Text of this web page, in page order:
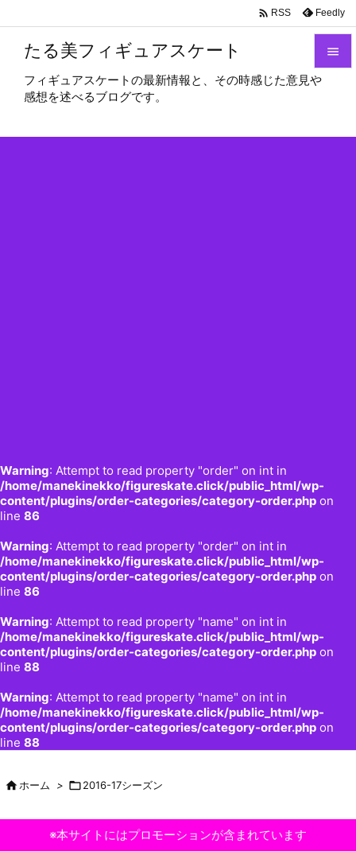
たる美フィギュアスケート
フィギュアスケートの最新情報と、その時感じた意見や
感想を述べるブログです。
Warning: Attempt to read property "order" on int in
/home/manekinekko/figureskate.click/public_html/wp-
content/plugins/order-categories/category-order.php on
line 86
Warning: Attempt to read property "order" on int in
/home/manekinekko/figureskate.click/public_html/wp-
content/plugins/order-categories/category-order.php on
line 86
Warning: Attempt to read property "name" on int in
/home/manekinekko/figureskate.click/public_html/wp-
content/plugins/order-categories/category-order.php on
line 88
Warning: Attempt to read property "name" on int in
/home/manekinekko/figureskate.click/public_html/wp-
content/plugins/order-categories/category-order.php on
line 88

 RSS Feedly
ホーム > 2016-17シーズン
※本サイトにはプロモーションが含まれています